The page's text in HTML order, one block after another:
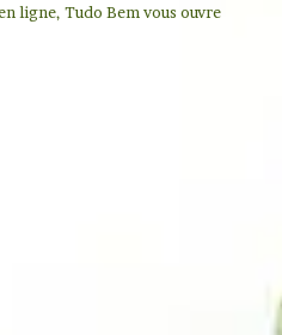
ligne, Tudo Bem vous ouvre